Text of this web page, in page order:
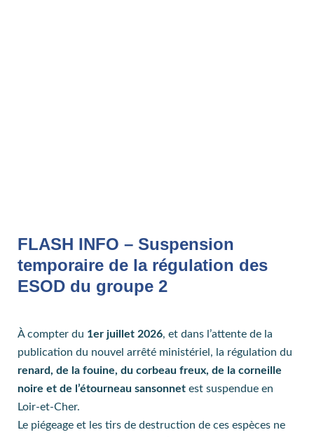
FLASH INFO – Suspension
temporaire de la régulation des
ESOD du groupe 2
À compter du 1er juillet 2026, et dans l’attente de la
publication du nouvel arrêté ministériel, la régulation du
renard, de la fouine, du corbeau freux, de la corneille
noire et de l’étourneau sansonnet est suspendue en
Loir-et-Cher.
Le piégeage et les tirs de destruction de ces espèces ne